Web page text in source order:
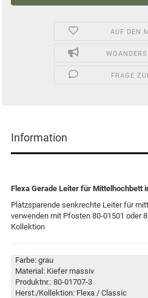
AUF DEN
FRAGE
Information
Flexa Gerade Leiter für Mittelhochbett
Platzsparende senkrechte Leiter für
verwenden mit Pfosten 80-01501 oder
Kollektion
Farbe: grau
Material: Kiefer massiv
Produktnr.: 80-01707-3
Herst./Kollektion: Flexa / Classic